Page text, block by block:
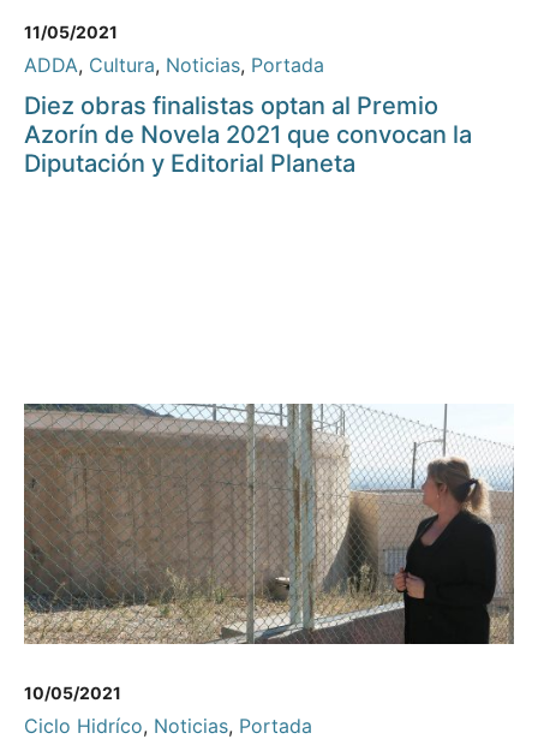
11/05/2021
ADDA, Cultura, Noticias, Portada
Diez obras finalistas optan al Premio
Azorín de Novela 2021 que convocan la
Diputación y Editorial Planeta
10/05/2021
Ciclo Hidríco, Noticias, Portada